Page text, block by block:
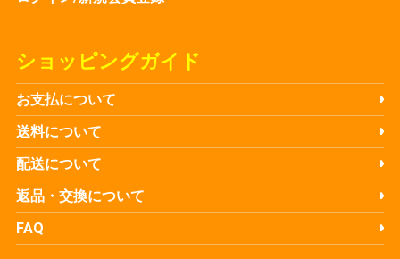
ショッピングガイド
お支払について
送料について
配送について
返品・交換について
FAQ